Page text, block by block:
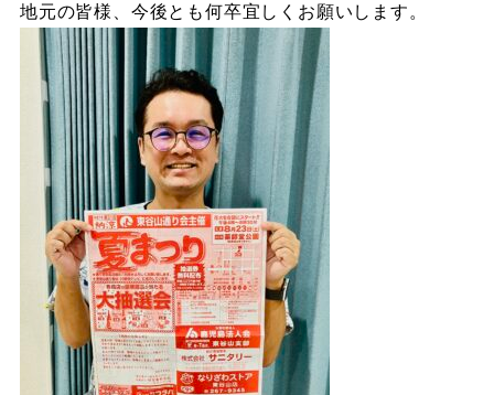
地元の皆様、今後とも何卒宜しくお願いします。